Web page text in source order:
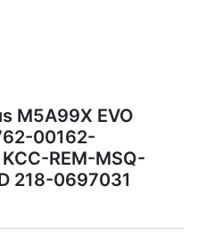
M5A99X EVO
00162-
REM-MSQ-
218-0697031
3